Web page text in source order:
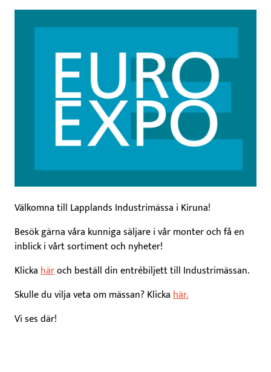
Välkomna till Lapplands Industrimässa i Kiruna!
Besök gärna våra kunniga säljare i vår monter och få en
inblick i vårt sortiment och nyheter!
Klickahäroch beställ din entrébiljett till Industrimässan.
Skulle du vilja veta om mässan? Klickahär.
Vi ses där!